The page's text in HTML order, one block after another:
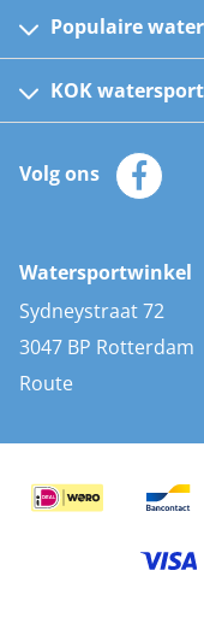
Populaire
Kinder
Automatische
Zeilkleding
Zonnepanelen
AIS transponders
Stootwillen en
Bootkussens
Zwemtrappen
KOK watersport
Klantenservice
Merken
Volg ons
Watersportwinkel
Sydneystraat 72
3047 BP Rotterdam
Route